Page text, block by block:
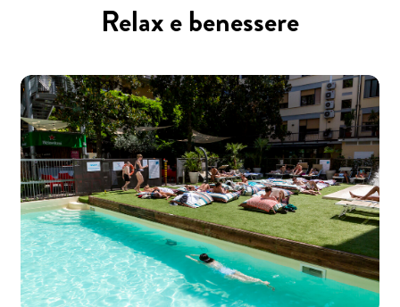
Relax e benessere